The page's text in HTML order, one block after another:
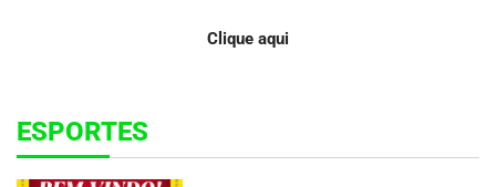
Clique aqui
ESPORTES